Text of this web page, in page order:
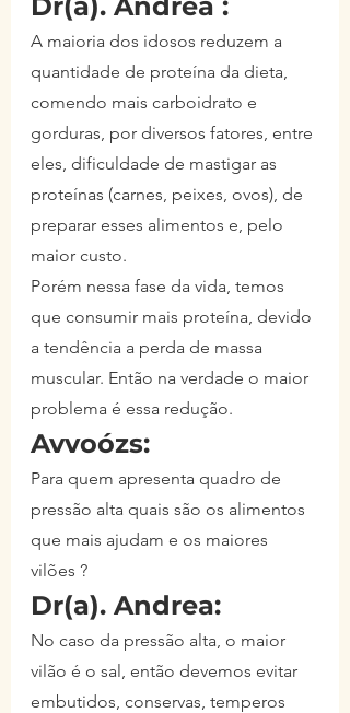
A maioria dos idosos reduzem a
quantidade de proteína da dieta,
comendo mais carboidrato e
gorduras, por diversos fatores, entre
eles, dificuldade de mastigar as
proteínas (carnes, peixes, ovos), de
preparar esses alimentos e, pelo
maior custo.
Porém nessa fase da vida, temos
que consumir mais proteína, devido
a tendência a perda de massa
muscular. Então na verdade o maior
problema é essa redução.
Avvoózs:
Para quem apresenta quadro de
pressão alta quais são os alimentos
que mais ajudam e os maiores
vilões ?
Dr(a). Andrea:
No caso da pressão alta, o maior
vilão é o sal, então devemos evitar
embutidos, conservas, temperos